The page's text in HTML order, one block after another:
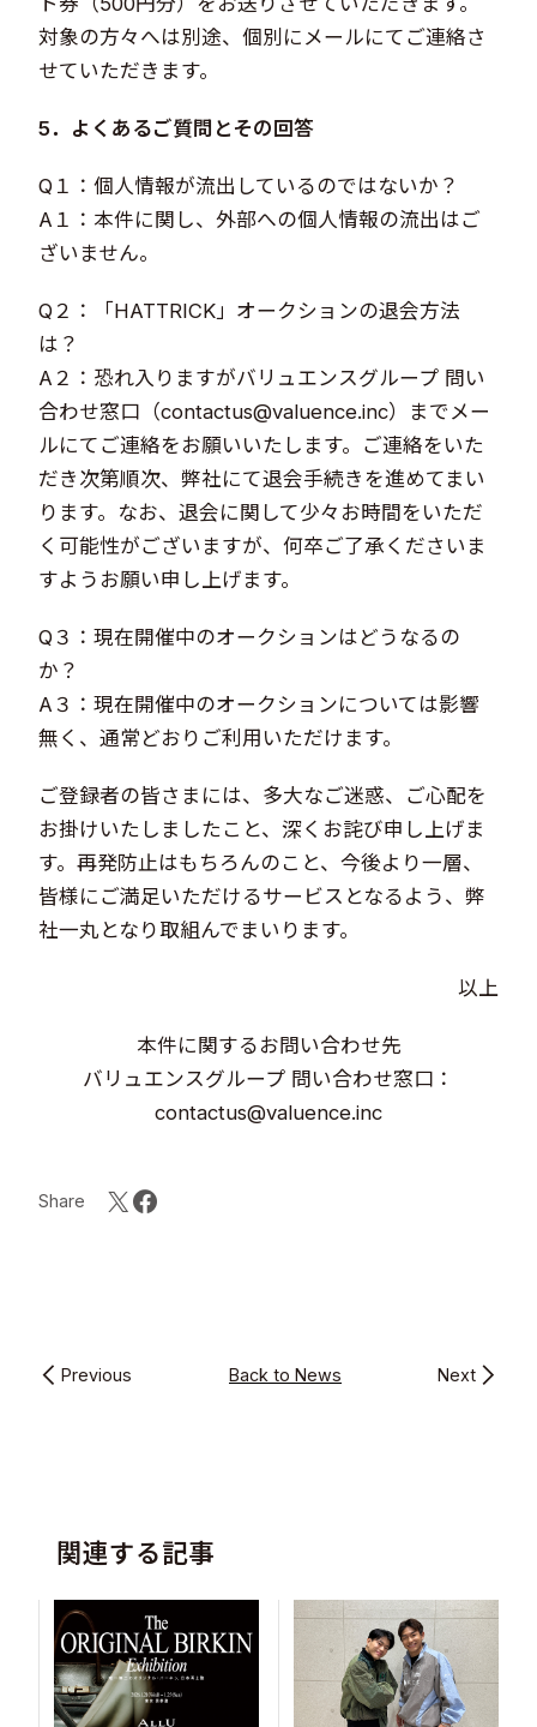
対象の方々へは別途、個別にメールにてご連絡さ
せていただきます。
5．よくあるご質問とその回答
Q１：個人情報が流出しているのではないか？
A１：本件に関し、外部への個人情報の流出はご
ざいません。
Q２：「HATTRICK」オークションの退会方法
は？
A２：恐れ入りますがバリュエンスグループ 問い
合わせ窓口（contactus@valuence.inc）までメー
ルにてご連絡をお願いいたします。ご連絡をいた
だき次第順次、弊社にて退会手続きを進めてまい
ります。なお、退会に関して少々お時間をいただ
く可能性がございますが、何卒ご了承くださいま
すようお願い申し上げます。
Q３：現在開催中のオークションはどうなるの
か？
A３：現在開催中のオークションについては影響
無く、通常どおりご利用いただけます。
ご登録者の皆さまには、多大なご迷惑、ご心配を
お掛けいたしましたこと、深くお詫び申し上げま
す。再発防止はもちろんのこと、今後より一層、
皆様にご満足いただけるサービスとなるよう、弊
社一丸となり取組んでまいります。
以上
本件に関するお問い合わせ先
バリュエンスグループ 問い合わせ窓口：
contactus@valuence.inc
Share
Previous Back to News Next
関連する記事